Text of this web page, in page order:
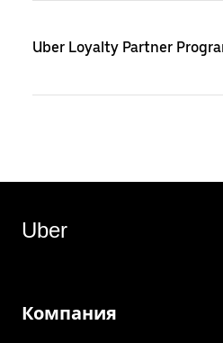
Uber Loyalty Partner
Uber
Компания